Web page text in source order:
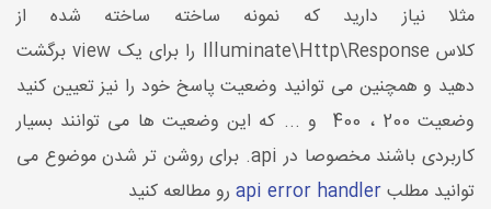
مثلا نیاز دارید که نمونه ساخته ساخته شده از
کلاس Illuminate\Http\Response را برای یک view برگشت
دهید و همچنین می توانید وضعیت پاسخ خود را نیز تعیین کنید
وضعیت 200 ، 400 و ... که این وضعیت ها می توانند بسیار
کاربردی باشند مخصوصا در api. برای روشن تر شدن موضوع می
توانید مطلبapi error handler رو مطالعه کنید